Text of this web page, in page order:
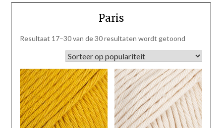
Paris
Resultaat 17–30 van de 30 resultaten wordt getoondGesorteerd
populariteit